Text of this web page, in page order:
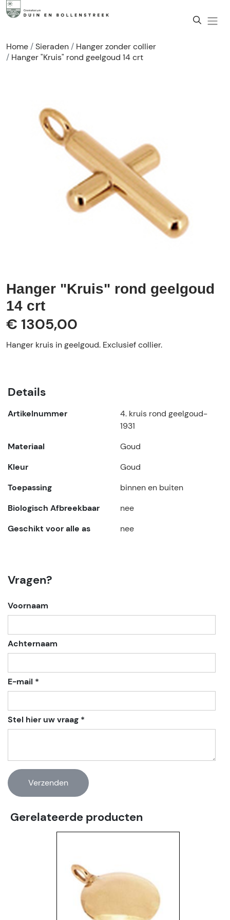
Home Sieraden
Hanger zonder collier
Hanger "Kruis" rond geelgoud 14 crt
Hanger "Kruis" rond geelgoud
14 crt
€ 1305,00
Hanger kruis in geelgoud. Exclusief collier.
Details
Artikelnummer
4. kruis rond geelgoud-
1931
Materiaal
Goud
Kleur
Goud
Toepassing
binnen en buiten
Biologisch Afbreekbaar
nee
Geschikt voor alle as
nee
Vragen?
Voornaam
Achternaam
E-mail *
Stel hier uw vraag *
Gerelateerde producten